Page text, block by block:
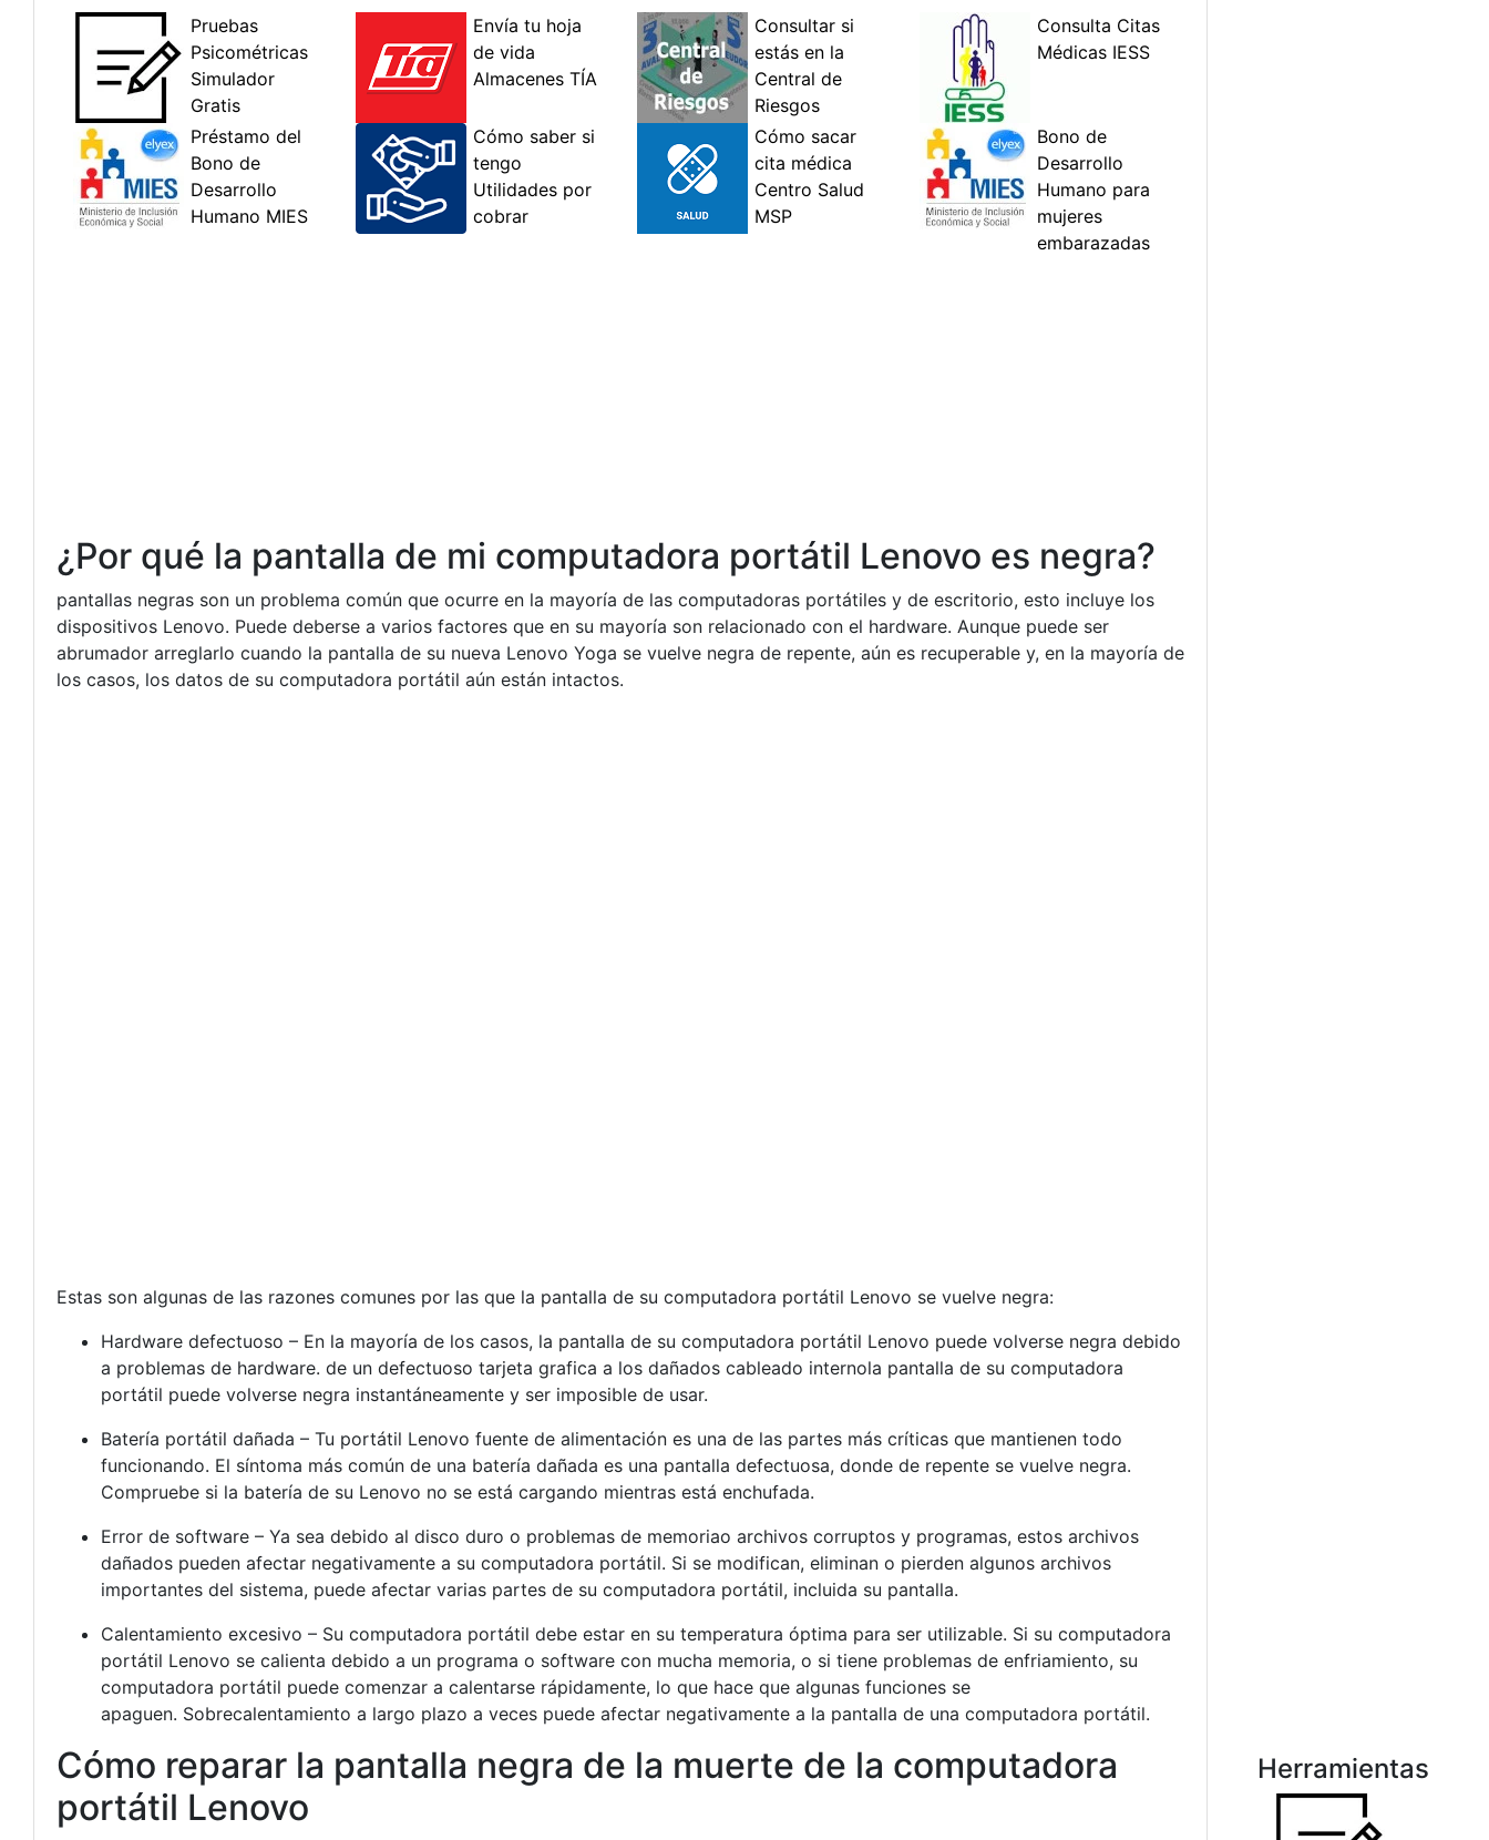
¿Por qué la pantalla de mi computadora portátil Lenovo es negra?
pantallas negras son un problema común que ocurre en la mayoría de las computadoras portátiles y de escritorio, esto incluye los
dispositivos Lenovo. Puede deberse a varios factores que en su mayoría son relacionado con el hardware. Aunque puede ser
abrumador arreglarlo cuando la pantalla de su nueva Lenovo Yoga se vuelve negra de repente, aún es recuperable y, en la mayoría de
los casos, los datos de su computadora portátil aún están intactos.
Estas son algunas de las razones comunes por las que la pantalla de su computadora portátil Lenovo se vuelve negra:
Hardware defectuoso – En la mayoría de los casos, la pantalla de su computadora portátil Lenovo puede volverse negra debido
a problemas de hardware. de un defectuoso tarjeta grafica a los dañados cableado internola pantalla de su computadora
portátil puede volverse negra instantáneamente y ser imposible de usar.
Batería portátil dañada – Tu portátil Lenovo fuente de alimentación es una de las partes más críticas que mantienen todo
funcionando. El síntoma más común de una batería dañada es una pantalla defectuosa, donde de repente se vuelve negra.
Compruebe si la batería de su Lenovo no se está cargando mientras está enchufada.
Error de software – Ya sea debido al disco duro o problemas de memoriao archivos corruptos y programas, estos archivos
dañados pueden afectar negativamente a su computadora portátil. Si se modifican, eliminan o pierden algunos archivos
importantes del sistema, puede afectar varias partes de su computadora portátil, incluida su pantalla.
Calentamiento excesivo – Su computadora portátil debe estar en su temperatura óptima para ser utilizable. Si su computadora
portátil Lenovo se calienta debido a un programa o software con mucha memoria, o si tiene problemas de enfriamiento, su
computadora portátil puede comenzar a calentarse rápidamente, lo que hace que algunas funciones se
apaguen. Sobrecalentamiento a largo plazo a veces puede afectar negativamente a la pantalla de una computadora portátil.
Cómo reparar la pantalla negra de la muerte de la computadora
portátil Lenovo
Herramientas